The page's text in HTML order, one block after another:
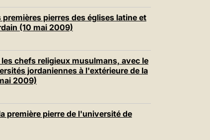
pierres des églises latine et
(10 mai 2009)
chefs religieux musulmans, avec le
jordaniennes à l'extérieure de la
2009)
première pierre de l'université de